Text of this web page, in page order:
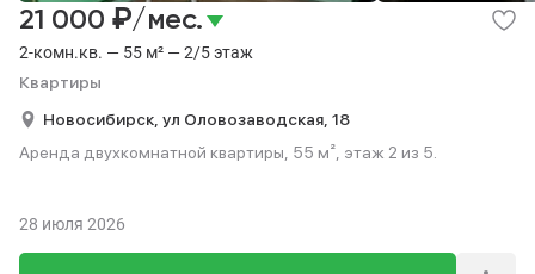
2-комн.кв. — 55 м² — 2/5 этаж
Квартиры
21 000 ₽/мес.
Новосибирск, ул Оловозаводская, 18
Аренда двухкомнатной квартиры, 55 м², этаж 2 из 5.
28 июля 2026